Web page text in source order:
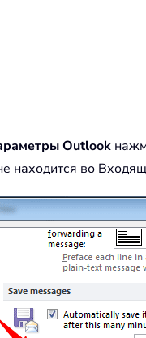
Outlook
находится во